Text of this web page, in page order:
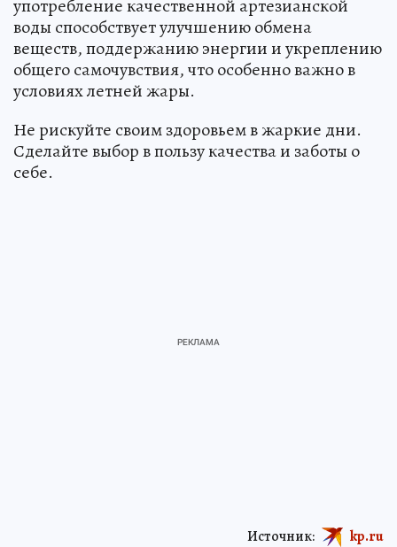
употребление качественной артезианской
воды способствует улучшению обмена
веществ, поддержанию энергии и укреплению
общего самочувствия, что особенно важно в
условиях летней жары.
Не рискуйте своим здоровьем в жаркие дни.
Сделайте выбор в пользу качества и заботы о
себе.
Источник: kp.ru